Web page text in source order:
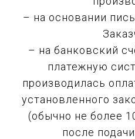
– на основании
– на банковский
платежную
производилась
установленного
(обычно не более
после